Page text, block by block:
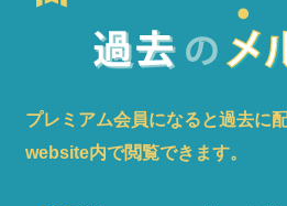
プレミアム会員になると過去に
website内で閲覧できます。